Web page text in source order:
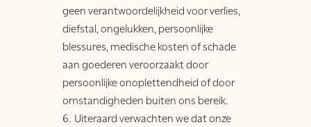
geen verantwoordelijkheid voor verlies,
diefstal, ongelukken, persoonlijke
blessures, medische kosten of schade
aan goederen veroorzaakt door
persoonlijke onoplettendheid of door
omstandigheden buiten ons bereik.
Uiteraard verwachten we dat onze